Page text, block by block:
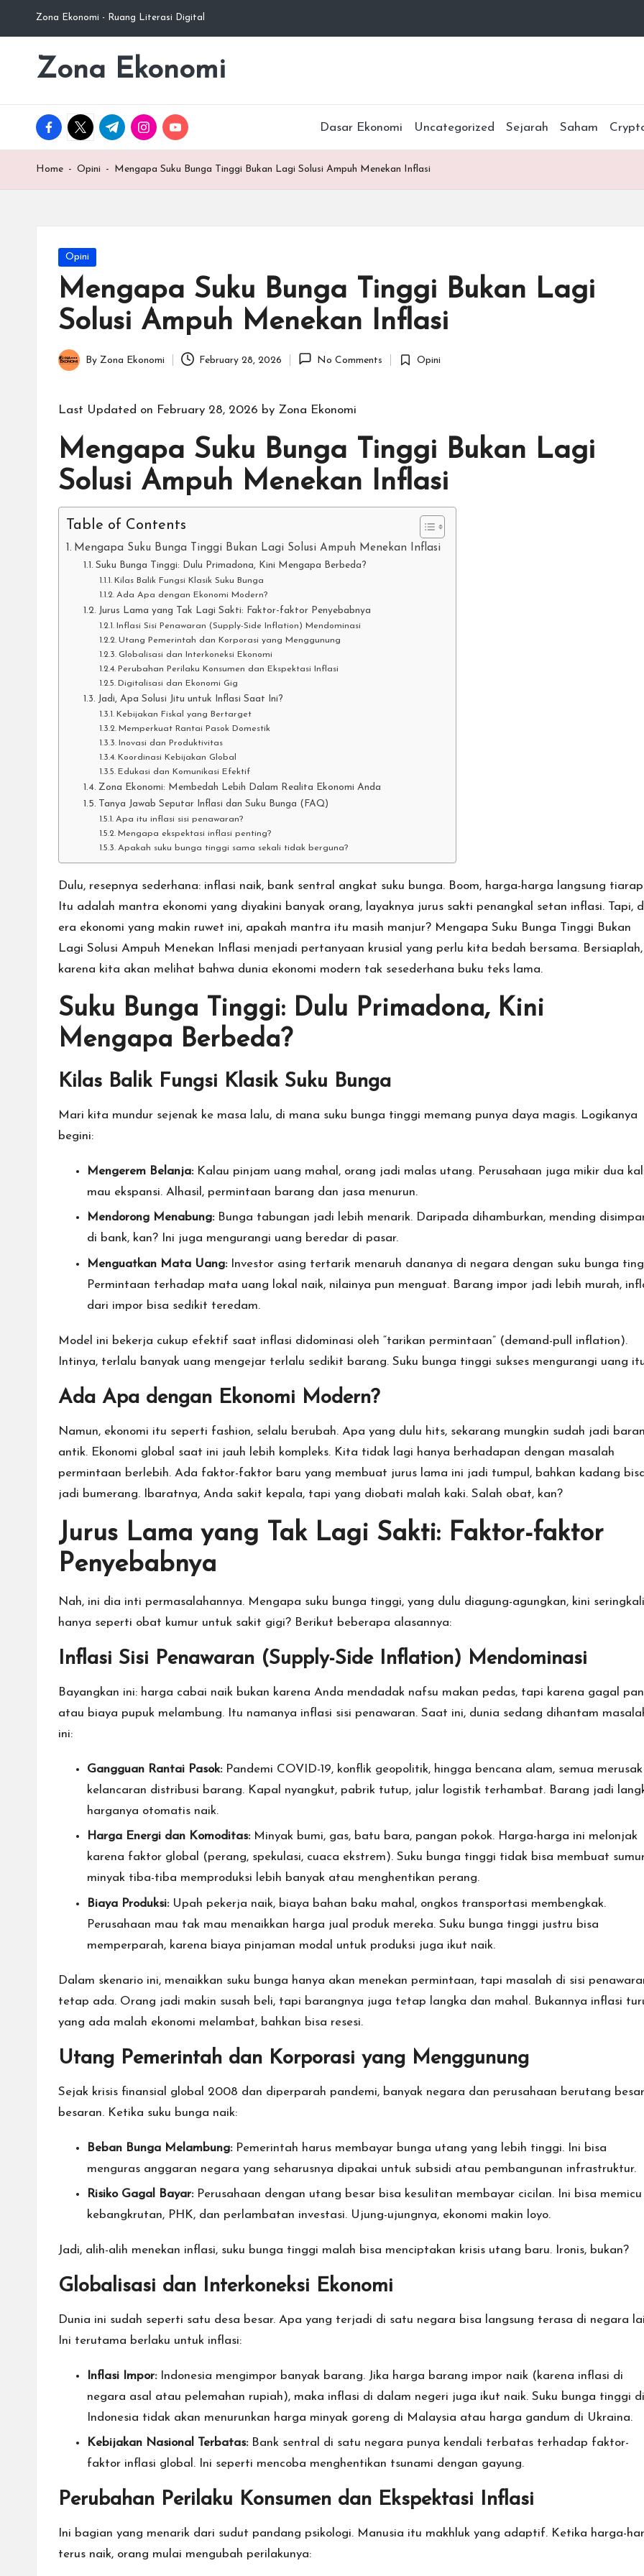
Skip
content
Zona Ekonomi - Ruang Literasi Digital
Zona Ekonomi
Ruang
facebook.com
twitter.com
t.me instagram.com
youtube.com Dasar Ekonomi Uncategorized Sejarah Saham
Home - Opini - Mengapa Suku Bunga Tinggi Bukan Lagi Solusi Ampuh Menekan Inflasi
Posted
in
Opini
Mengapa Suku Bunga Tinggi Bukan Lagi
Solusi Ampuh Menekan Inflasi
Posted
By Zona Ekonomi February 28, 2026 No Comments
Posted
Opini
Last Updated on February 28, 2026 by Zona Ekonomi
Mengapa Suku Bunga Tinggi Bukan Lagi
Solusi Ampuh Menekan Inflasi
Table of Contents
Mengapa Suku Bunga Tinggi Bukan Lagi Solusi Ampuh Menekan Inflasi
Suku Bunga Tinggi: Dulu Primadona, Kini Mengapa Berbeda?
Kilas Balik Fungsi Klasik Suku Bunga
Ada Apa dengan Ekonomi Modern?
Jurus Lama yang Tak Lagi Sakti: Faktor-faktor Penyebabnya
Inflasi Sisi Penawaran (Supply-Side Inflation) Mendominasi
Utang Pemerintah dan Korporasi yang Menggunung
Globalisasi dan Interkoneksi Ekonomi
Perubahan Perilaku Konsumen dan Ekspektasi Inflasi
Digitalisasi dan Ekonomi Gig
Jadi, Apa Solusi Jitu untuk Inflasi Saat Ini?
Kebijakan Fiskal yang Bertarget
Memperkuat Rantai Pasok Domestik
Inovasi dan Produktivitas
Koordinasi Kebijakan Global
Edukasi dan Komunikasi Efektif
Zona Ekonomi: Membedah Lebih Dalam Realita Ekonomi Anda
Tanya Jawab Seputar Inflasi dan Suku Bunga (FAQ)
Apa itu inflasi sisi penawaran?
Mengapa ekspektasi inflasi penting?
Apakah suku bunga tinggi sama sekali tidak berguna?
Dulu, resepnya sederhana: inflasi naik, bank sentral angkat suku bunga. Boom, harga-harga langsung
Itu adalah mantra ekonomi yang diyakini banyak orang, layaknya jurus sakti penangkal setan inflasi. Tapi,
era ekonomi yang makin ruwet ini, apakah mantra itu masih manjur? Mengapa Suku Bunga Tinggi Bukan
Lagi Solusi Ampuh Menekan Inflasi menjadi pertanyaan krusial yang perlu kita bedah bersama. Bersiaplah,
karena kita akan melihat bahwa dunia ekonomi modern tak sesederhana buku teks lama.
Suku Bunga Tinggi: Dulu Primadona, Kini
Mengapa Berbeda?
Kilas Balik Fungsi Klasik Suku Bunga
Mari kita mundur sejenak ke masa lalu, di mana suku bunga tinggi memang punya daya magis. Logikanya
begini:
Mengerem Belanja:Kalau pinjam uang mahal, orang jadi malas utang. Perusahaan juga mikir dua
mau ekspansi. Alhasil, permintaan barang dan jasa menurun.
Mendorong Menabung:Bunga tabungan jadi lebih menarik. Daripada dihamburkan, mending
di bank, kan? Ini juga mengurangi uang beredar di pasar.
Menguatkan Mata Uang:Investor asing tertarik menaruh dananya di negara dengan suku bunga
Permintaan terhadap mata uang lokal naik, nilainya pun menguat. Barang impor jadi lebih murah,
dari impor bisa sedikit teredam.
Model ini bekerja cukup efektif saat inflasi didominasi oleh “tarikan permintaan” (demand-pull inflation).
Intinya, terlalu banyak uang mengejar terlalu sedikit barang. Suku bunga tinggi sukses mengurangi uang
Ada Apa dengan Ekonomi Modern?
Namun, ekonomi itu seperti fashion, selalu berubah. Apa yang dulu hits, sekarang mungkin sudah jadi
antik. Ekonomi global saat ini jauh lebih kompleks. Kita tidak lagi hanya berhadapan dengan masalah
permintaan berlebih. Ada faktor-faktor baru yang membuat jurus lama ini jadi tumpul, bahkan kadang
jadi bumerang. Ibaratnya, Anda sakit kepala, tapi yang diobati malah kaki. Salah obat, kan?
Jurus Lama yang Tak Lagi Sakti: Faktor-faktor
Penyebabnya
Nah, ini dia inti permasalahannya. Mengapa suku bunga tinggi, yang dulu diagung-agungkan, kini seringkali
hanya seperti obat kumur untuk sakit gigi? Berikut beberapa alasannya:
Inflasi Sisi Penawaran (Supply-Side Inflation) Mendominasi
Bayangkan ini: harga cabai naik bukan karena Anda mendadak nafsu makan pedas, tapi karena gagal
atau biaya pupuk melambung. Itu namanya inflasi sisi penawaran. Saat ini, dunia sedang dihantam
ini:
Gangguan Rantai Pasok:Pandemi COVID-19, konflik geopolitik, hingga bencana alam, semua merusak
kelancaran distribusi barang. Kapal nyangkut, pabrik tutup, jalur logistik terhambat. Barang jadi
harganya otomatis naik.
Harga Energi dan Komoditas:Minyak bumi, gas, batu bara, pangan pokok. Harga-harga ini melonjak
karena faktor global (perang, spekulasi, cuaca ekstrem). Suku bunga tinggi tidak bisa membuat
minyak tiba-tiba memproduksi lebih banyak atau menghentikan perang.
Biaya Produksi:Upah pekerja naik, biaya bahan baku mahal, ongkos transportasi membengkak.
Perusahaan mau tak mau menaikkan harga jual produk mereka. Suku bunga tinggi justru bisa
memperparah, karena biaya pinjaman modal untuk produksi juga ikut naik.
Dalam skenario ini, menaikkan suku bunga hanya akan menekan permintaan, tapi masalah di sisi
tetap ada. Orang jadi makin susah beli, tapi barangnya juga tetap langka dan mahal. Bukannya inflasi
yang ada malah ekonomi melambat, bahkan bisa resesi.
Utang Pemerintah dan Korporasi yang Menggunung
Sejak krisis finansial global 2008 dan diperparah pandemi, banyak negara dan perusahaan berutang
besaran. Ketika suku bunga naik:
Beban Bunga Melambung:Pemerintah harus membayar bunga utang yang lebih tinggi. Ini bisa
menguras anggaran negara yang seharusnya dipakai untuk subsidi atau pembangunan infrastruktur.
Risiko Gagal Bayar:Perusahaan dengan utang besar bisa kesulitan membayar cicilan. Ini bisa memicu
kebangkrutan, PHK, dan perlambatan investasi. Ujung-ujungnya, ekonomi makin loyo.
Jadi, alih-alih menekan inflasi, suku bunga tinggi malah bisa menciptakan krisis utang baru. Ironis, bukan?
Globalisasi dan Interkoneksi Ekonomi
Dunia ini sudah seperti satu desa besar. Apa yang terjadi di satu negara bisa langsung terasa di negara
Ini terutama berlaku untuk inflasi:
Inflasi Impor:Indonesia mengimpor banyak barang. Jika harga barang impor naik (karena inflasi di
negara asal atau pelemahan rupiah), maka inflasi di dalam negeri juga ikut naik. Suku bunga tinggi di
Indonesia tidak akan menurunkan harga minyak goreng di Malaysia atau harga gandum di Ukraina.
Kebijakan Nasional Terbatas:Bank sentral di satu negara punya kendali terbatas terhadap faktor-
faktor inflasi global. Ini seperti mencoba menghentikan tsunami dengan gayung.
Perubahan Perilaku Konsumen dan Ekspektasi Inflasi
Ini bagian yang menarik dari sudut pandang psikologi. Manusia itu makhluk yang adaptif. Ketika harga-
terus naik, orang mulai mengubah perilakunya: